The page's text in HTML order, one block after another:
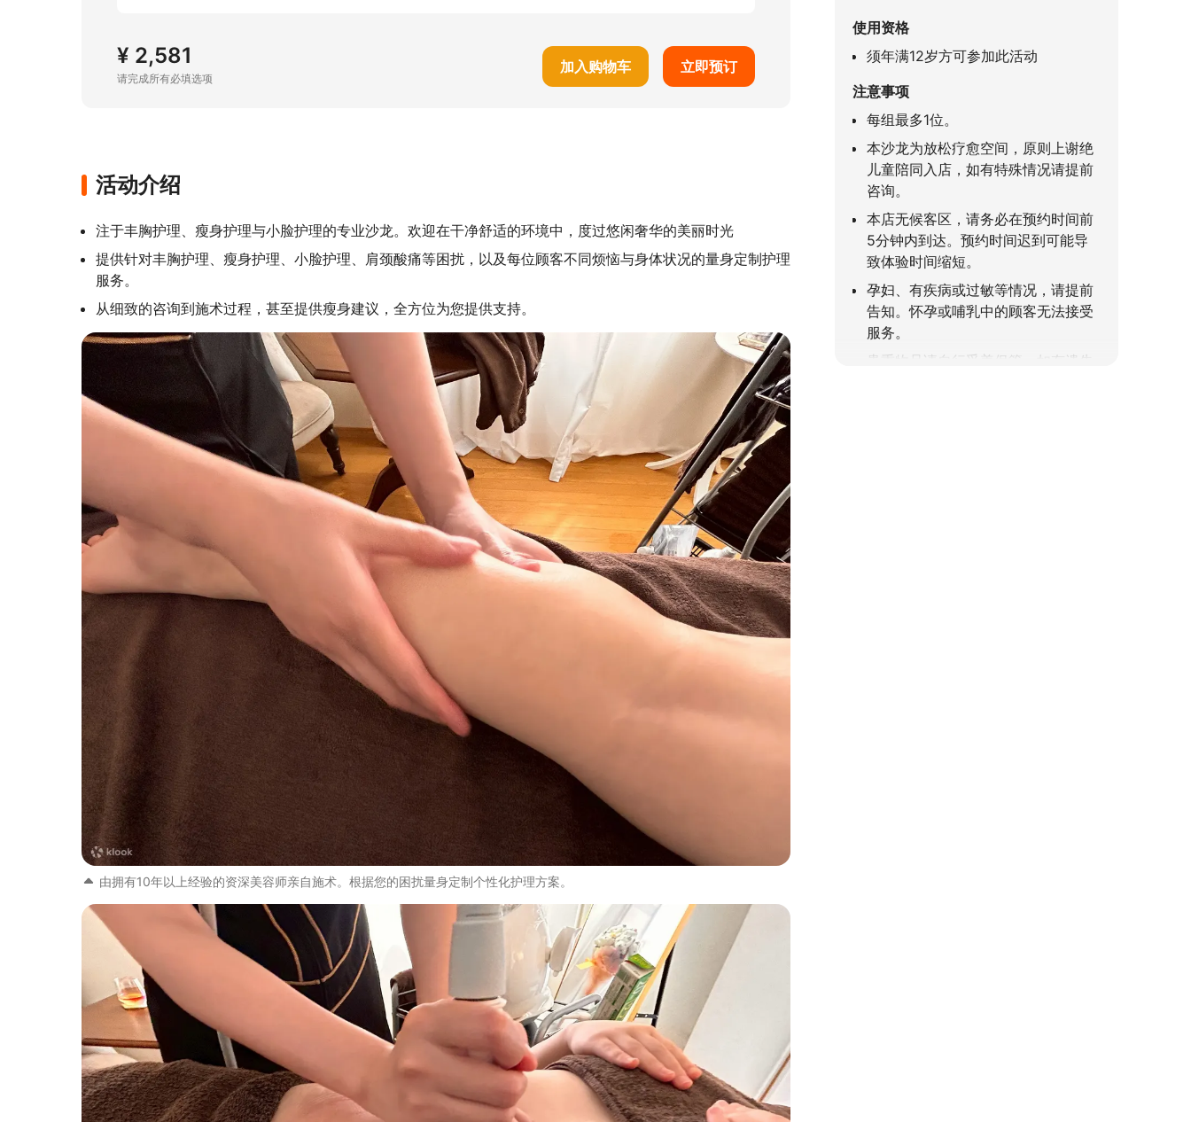
¥ 2,581
请完成所有必填选项
加入购物车 立即预订
使用资格
须年满12岁方可参加此活动
注意事项
每组最多1位。
本沙龙为放松疗愈空间，原则上谢绝
儿童陪同入店，如有特殊情况请提前
咨询。
本店无候客区，请务必在预约时间前
5分钟内到达。预约时间迟到可能导
致体验时间缩短。
孕妇、有疾病或过敏等情况，请提前
告知。怀孕或哺乳中的顾客无法接受
服务。
贵重物品请自行妥善保管，如有遗失
活动介绍
注于丰胸护理、瘦身护理与小脸护理的专业沙龙。欢迎在干净舒适的环境中，度过悠闲奢华的美丽时光
提供针对丰胸护理、瘦身护理、小脸护理、肩颈酸痛等困扰，以及每位顾客不同烦恼与身体状况的量身定制护理
服务。
从细致的咨询到施术过程，甚至提供瘦身建议，全方位为您提供支持。
由拥有10年以上经验的资深美容师亲自施术。根据您的困扰量身定制个性化护理方案。